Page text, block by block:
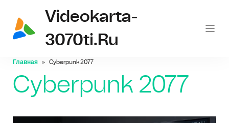
Videokarta-
3070ti.ru
Главная Cyberpunk 2077
Cyberpunk 2077